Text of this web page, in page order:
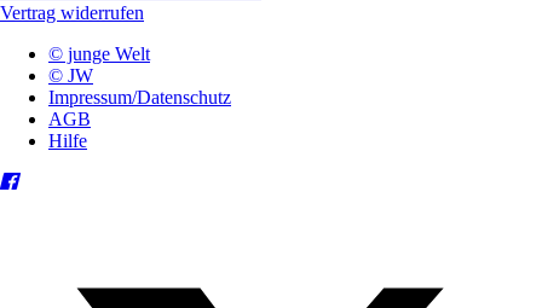
Vertrag widerrufen
© junge Welt
© JW
Impressum/Datenschutz
AGB
Hilfe